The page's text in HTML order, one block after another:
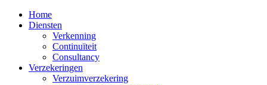
Home
Diensten
Verkenning
Continuïteit
Consultancy
Verzekeringen
Verzuimverzekering